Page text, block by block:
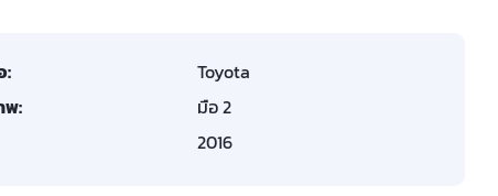
:
Toyota
พ:
มือ 2
2016